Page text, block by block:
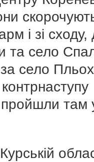
і зі сходу,
та село
село
пройшли